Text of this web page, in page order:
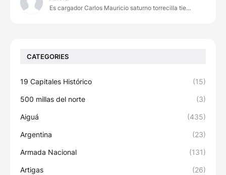
Es cargador Carlos Mauricio saturno torrecilla tie...
CATEGORIES
19 Capitales Histórico (15)
500 millas del norte (3)
Aiguá (435)
Argentina (23)
Armada Nacional (131)
Artigas (26)